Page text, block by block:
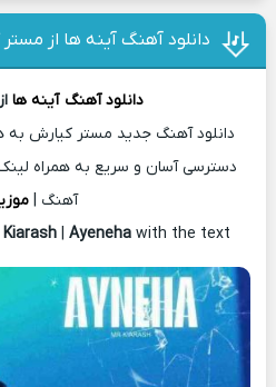
دانلود آهنگ آینه ها از
دانلود آهنگ آینه ها
دانلود آهنگ جدید مستر کیارش به
دسترسی آسان و سریع به همراه
آهنگ |
| Ayeneha with the text